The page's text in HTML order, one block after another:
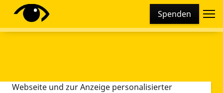
Spenden
Diese Webseite setzt verschiedene Cookies und
Tracking-Tools ein. Dies beinhaltet Cookies und
Webseite und zur Anzeige personalisierter